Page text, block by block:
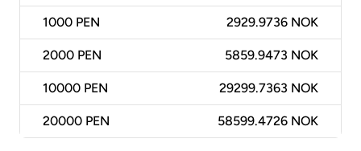
1000 PEN 2929.9736 NOK
2000 PEN 5859.9473 NOK
10000 PEN 29299.7363 NOK
20000 PEN 58599.4726 NOK